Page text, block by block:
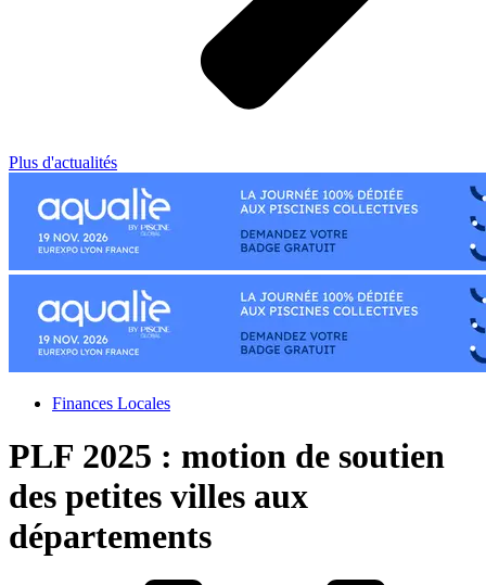
Plus d'actualités
Finances Locales
PLF 2025 : motion de soutien
des petites villes aux
départements